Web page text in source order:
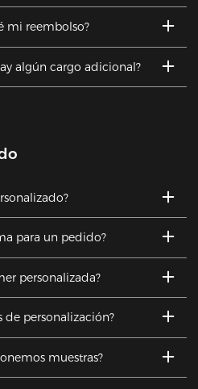
mi reembolso?
algún cargo adicional?
para un pedido?
personalizada?
de personalización?
muestras?